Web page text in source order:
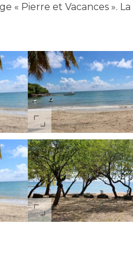
« Pierre et Vacances ».